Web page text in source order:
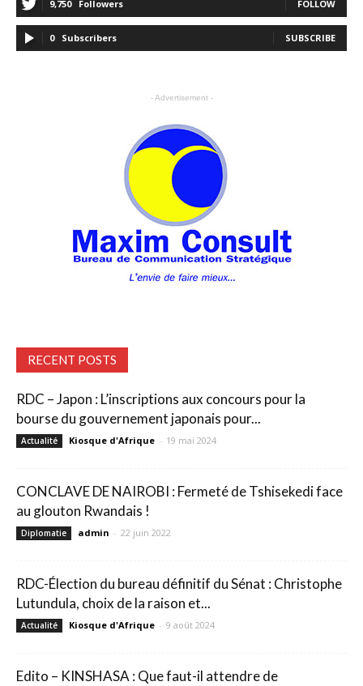
9,750 Followers FOLLOW
0 Subscribers SUBSCRIBE
- Advertisement -
RECENT POSTS
RDC – Japon : L’inscriptions aux concours pour la
bourse du gouvernement japonais pour...
Actualité Kiosque d'Afrique - 19 mai 2024
CONCLAVE DE NAIROBI : Fermeté de Tshisekedi face
au glouton Rwandais !
Diplomatie admin - 22 juin 2022
RDC-Élection du bureau définitif du Sénat : Christophe
Lutundula, choix de la raison et...
Actualité Kiosque d'Afrique - 9 août 2024
Edito – KINSHASA : Que faut-il attendre de